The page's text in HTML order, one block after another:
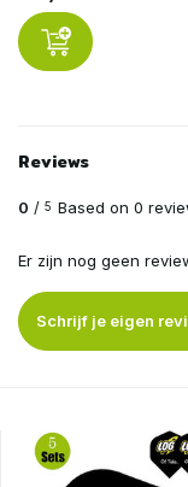
Reviews
0 / 5 Based on 0
Er zijn nog geen
Schrijf je eigen